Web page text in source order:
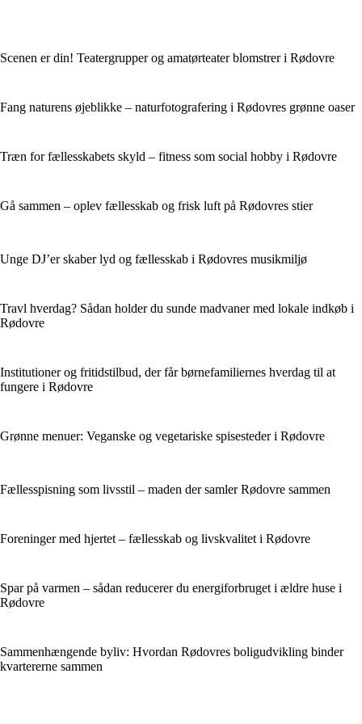
Scenen er din! Teatergrupper og amatørteater blomstrer i Rødovre
Fang naturens øjeblikke – naturfotografering i Rødovres grønne oaser
Træn for fællesskabets skyld – fitness som social hobby i Rødovre
Gå sammen – oplev fællesskab og frisk luft på Rødovres stier
Unge DJ’er skaber lyd og fællesskab i Rødovres musikmiljø
Travl hverdag? Sådan holder du sunde madvaner med lokale indkøb i
Rødovre
Institutioner og fritidstilbud, der får børnefamiliernes hverdag til at
fungere i Rødovre
Grønne menuer: Veganske og vegetariske spisesteder i Rødovre
Fællesspisning som livsstil – maden der samler Rødovre sammen
Foreninger med hjertet – fællesskab og livskvalitet i Rødovre
Spar på varmen – sådan reducerer du energiforbruget i ældre huse i
Rødovre
Sammenhængende byliv: Hvordan Rødovres boligudvikling binder
kvartererne sammen